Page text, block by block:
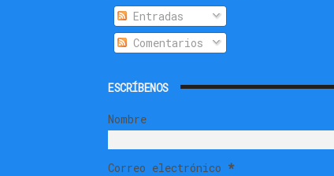
Entradas
Comentarios
ESCRÍBENOS
Nombre
Correo electrónico *